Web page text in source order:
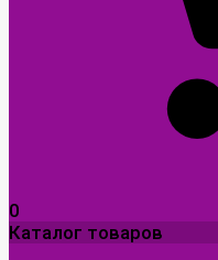
0
Каталог товаров